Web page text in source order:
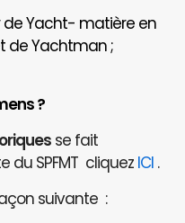
Yacht- matière en
Yachtman ;
?
se fait
du SPFMT cliquez ICI .
suivante :